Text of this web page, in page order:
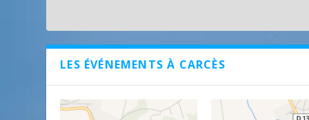
LES ÉVÉNEMENTS À CARCÈS